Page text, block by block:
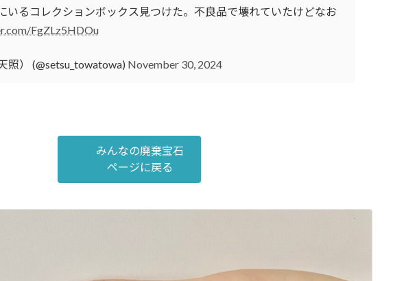
いるコレクションボックス見つけた。不良品で壊れていたけどなお
FgZLz5HDOu
照） (@setsu_towatowa) November 30, 2024
みんなの廃棄宝石
ページに戻る